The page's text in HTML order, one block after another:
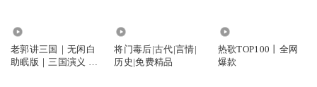
老郭讲三国｜无闲白
助眠版｜三国演义 |
将门毒后|古代|言情|
历史|免费精品
热歌TOP100丨全网
爆款